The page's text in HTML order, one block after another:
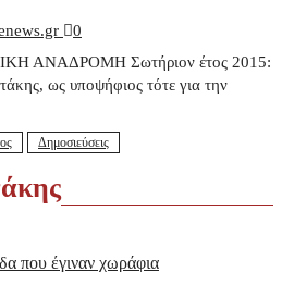
0
ΑΝΑΔΡΟΜΗ Σωτήριον έτος 2015:
ως υποψήφιος τότε για την
Δημοσιεύσεις